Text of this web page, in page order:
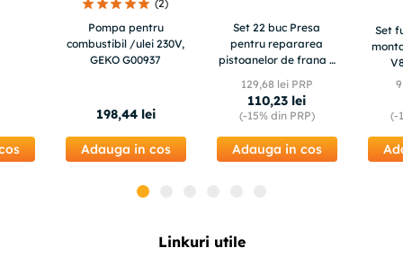
(2)
Pompa pentru
combustibil /ulei 230V,
GEKO G00937
198,44 lei
Adauga in cos
Set 22 buc Presa
pentru repararea
pistoanelor de frana +
129,68lei PRP
110,23 lei
(-15%din PRP)
Adauga in cos
Set
(-
Linkuri utile